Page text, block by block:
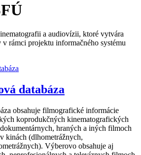
a audiovízii, ktoré vytvára
rámci projektu informačného systému
databáza
obsahuje filmografické informácie
koprodukčných kinematografických
hraných a iných filmoch
kinách (dlhometrážnych,
Výberovo obsahuje aj